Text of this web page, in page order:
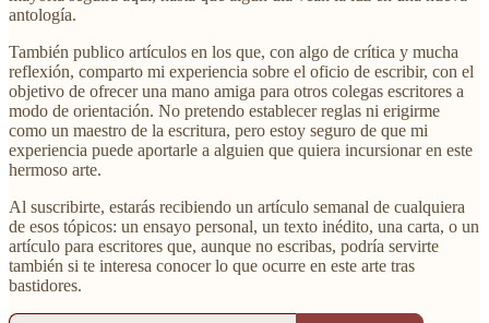
antología.
También publico artículos en los que, con algo de crítica y mucha
reflexión, comparto mi experiencia sobre el oficio de escribir, con el
objetivo de ofrecer una mano amiga para otros colegas escritores a
modo de orientación. No pretendo establecer reglas ni erigirme
como un maestro de la escritura, pero estoy seguro de que mi
experiencia puede aportarle a alguien que quiera incursionar en este
hermoso arte.
Al suscribirte, estarás recibiendo un artículo semanal de cualquiera
de esos tópicos: un ensayo personal, un texto inédito, una carta, o un
artículo para escritores que, aunque no escribas, podría servirte
también si te interesa conocer lo que ocurre en este arte tras
bastidores.